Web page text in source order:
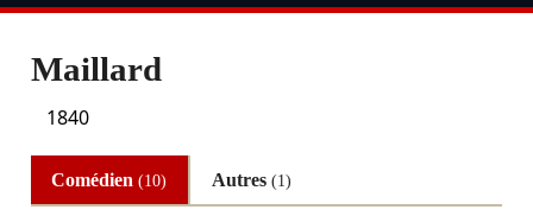
Maillard
1840
Comédien(10) Autres (1)